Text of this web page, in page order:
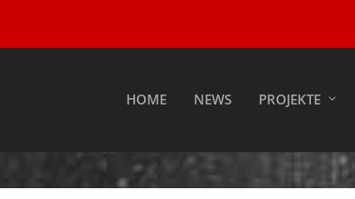
HOME NEWS PROJEKTE